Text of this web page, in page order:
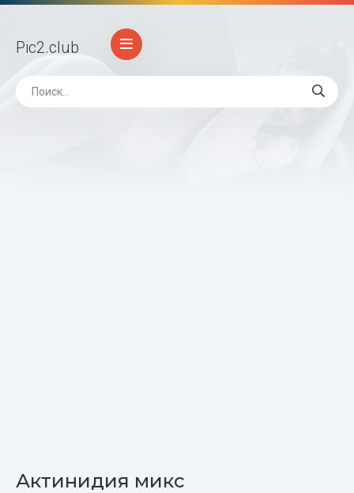
Pic2.club
Актинидия микс